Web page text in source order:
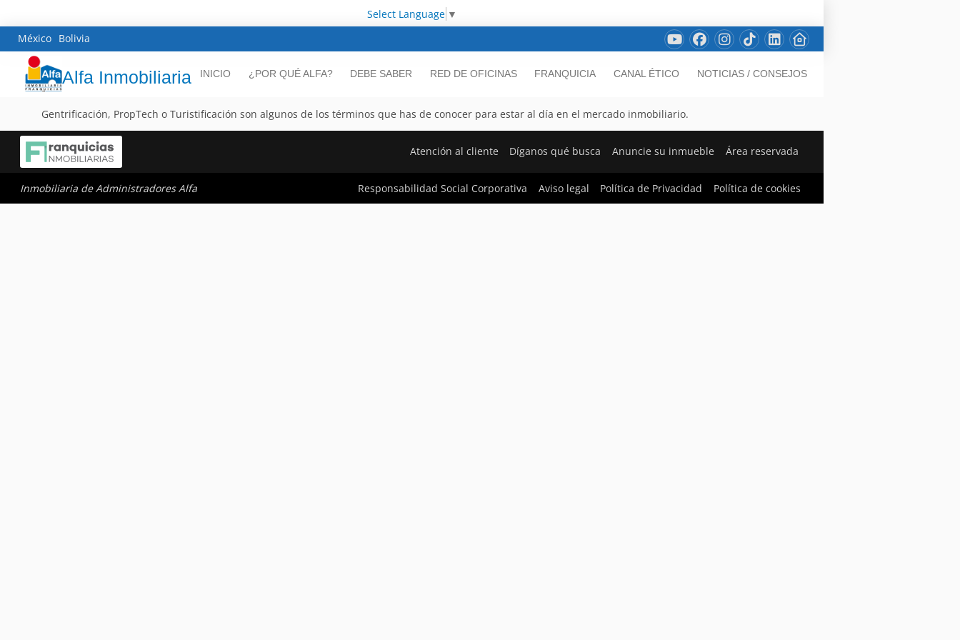
Select Language ▼
México Bolivia
Alfa Inmobiliaria INICIO ¿POR QUÉ ALFA? DEBE SABER RED DE OFICINAS FRANQUICIA CANAL ÉTICO NOTICIAS / CONSEJOS
Gentrificación, PropTech o Turistificación son algunos de los términos que has de conocer para estar al día en el mercado inmobiliario.
Atención al cliente Díganos qué busca Anuncie su inmueble Área reservada
Inmobiliaria de Administradores Alfa Responsabilidad Social Corporativa Aviso legal Política de Privacidad Política de cookies